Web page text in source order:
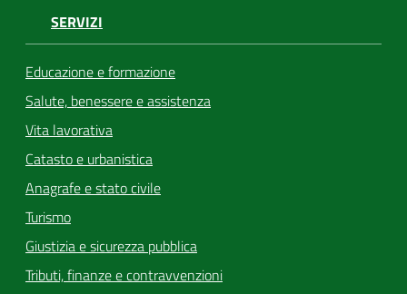
SERVIZI
Educazione e formazione
Salute, benessere e assistenza
Vita lavorativa
Catasto e urbanistica
Anagrafe e stato civile
Turismo
Giustizia e sicurezza pubblica
Tributi, finanze e contravvenzioni